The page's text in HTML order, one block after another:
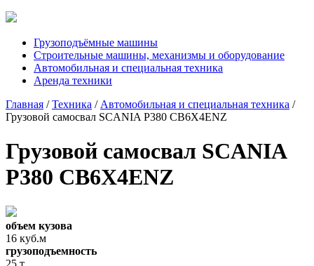
Грузоподъёмные машины
Строительные машины, механизмы и оборудование
Автомобильная и специальная техника
Аренда техники
Главная /Техника / Автомобильная и специальная техника /
Грузовой самосвал SCANIA P380 CB6X4ENZ
Грузовой самосвал SCANIA
P380 CB6X4ENZ
объем кузова
16 куб.м
грузоподъемность
25 т